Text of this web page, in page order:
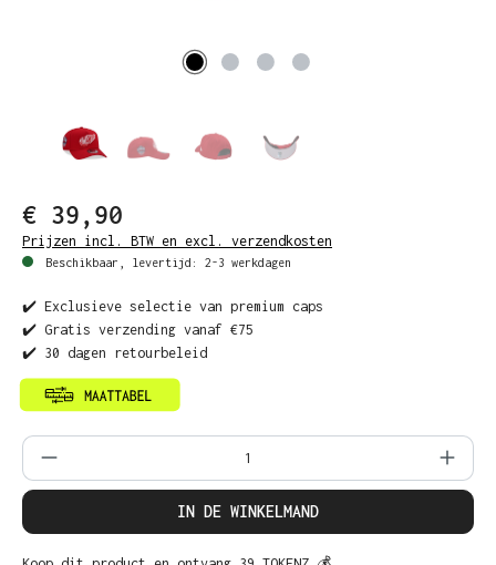
€ 39,90
Prijzen incl. BTW en excl. verzendkosten
Beschikbaar, levertijd: 2-3 werkdagen
✔️ Exclusieve selectie van premium caps
✔️ Gratis verzending vanaf €75
✔️ 30 dagen retourbeleid
Producthoeveelheid: Voer de gewenste
IN DE WINKELMAND